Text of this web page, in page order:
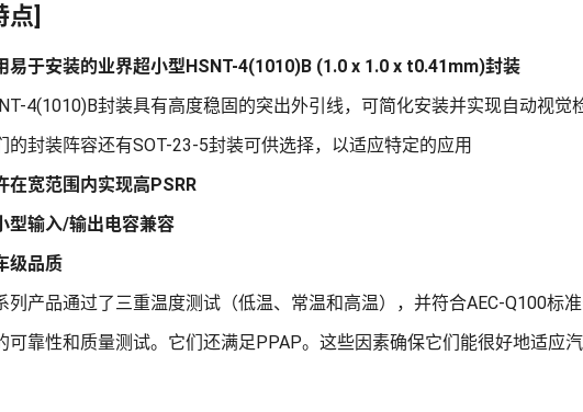
点]
易于安装的业界超小型HSNT-4(1010)B (1.0 x 1.0 x t0.41mm)封装
4(1010)B封装具有高度稳固的突出外引线，可简化安装并实现自动视觉
的封装阵容还有SOT-23-5封装可供选择，以适应特定的应用
在宽范围内实现高PSRR
型输入/输出电容兼容
级品质
列产品通过了三重温度测试（低温、常温和高温），并符合AEC-Q100标
可靠性和质量测试。它们还满足PPAP。这些因素确保它们能很好地适应汽